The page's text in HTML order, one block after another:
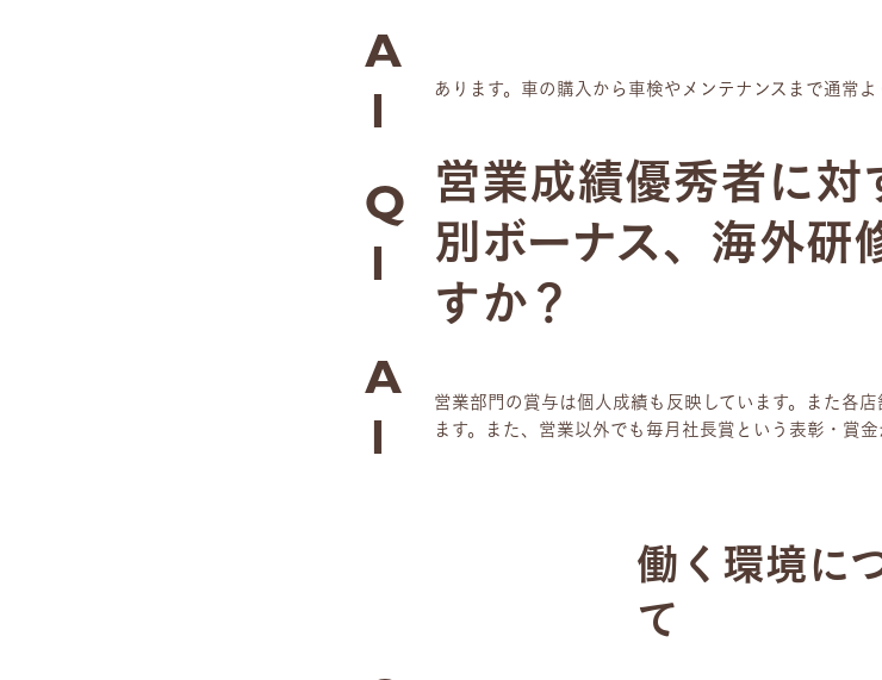
A
1
あります。車の購入から車検やメンテナンスまで通常よ
Q
1
営業成績優秀者に
別ボーナス、海外研
すか？
A
1
営業部門の賞与は個人成績も反映しています。また各
ます。また、営業以外でも毎月社長賞という表彰・賞金
働く環境に
て